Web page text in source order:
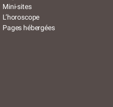
Mini-sites
L’horoscope
Pages hébergées